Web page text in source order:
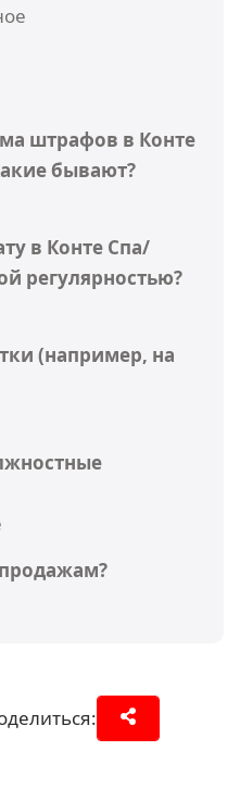
штрафов в Конте
бывают?
в Конте Спа/
регулярностью?
(например, на
продажам?